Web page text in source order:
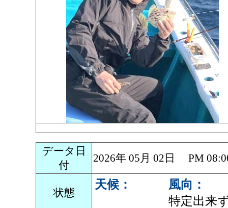
データ日
付
2026年 05月 02日 PM
状態
天候：
風向：
特定出来